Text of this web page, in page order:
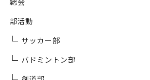
部活動
サッカー部
バドミントン部